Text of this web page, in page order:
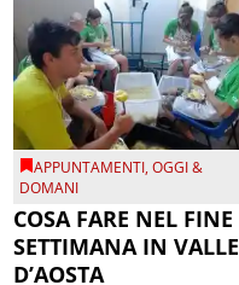
APPUNTAMENTI,OGGI &
DOMANI
COSA FARE NEL FINE
SETTIMANA IN VALLE
D’AOSTA